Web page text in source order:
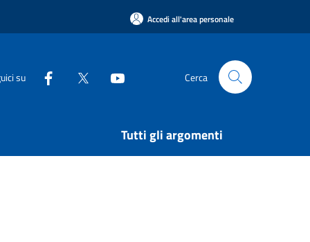
Accedi all'area personale
su Cerca
Tutti gli argomenti